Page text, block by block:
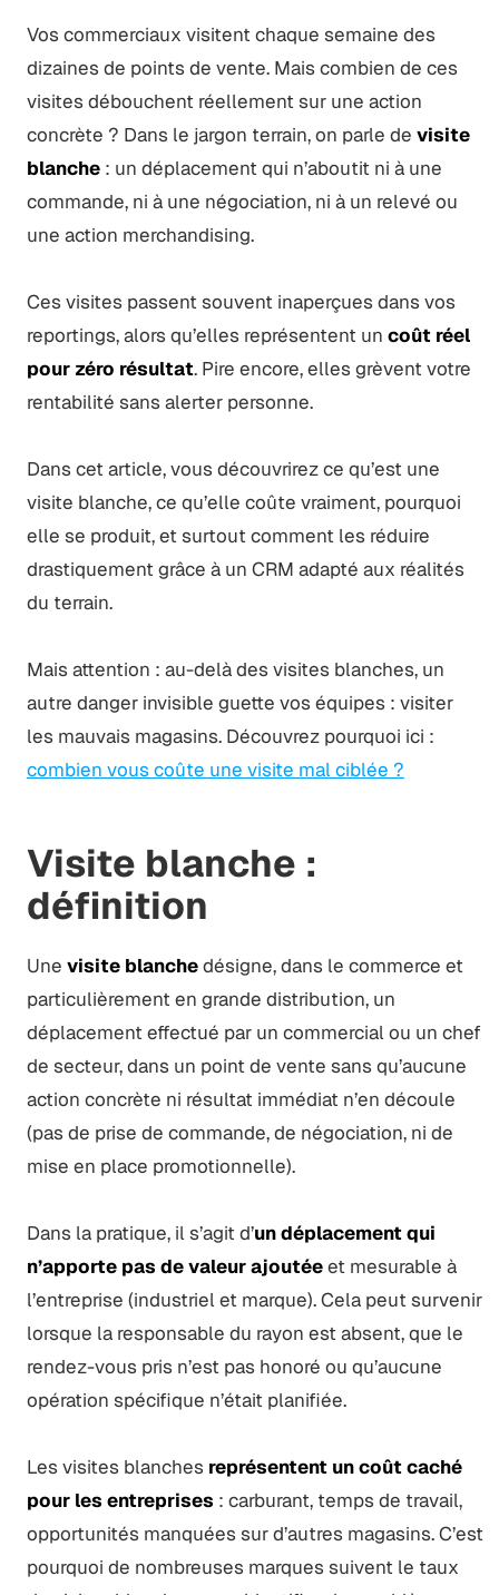
Vos commerciaux visitent chaque semaine des
dizaines de points de vente. Mais combien de ces
visites débouchent réellement sur une action
concrète ? Dans le jargon terrain, on parle de visite
blanche: un déplacement qui n’aboutit ni à une
commande, ni à une négociation, ni à un relevé ou
une action merchandising.
Ces visites passent souvent inaperçues dans vos
reportings, alors qu’elles représentent un coût réel
pour zéro résultat. Pire encore, elles grèvent votre
rentabilité sans alerter personne.
Dans cet article, vous découvrirez ce qu’est une
visite blanche, ce qu’elle coûte vraiment, pourquoi
elle se produit, et surtout comment les réduire
drastiquement grâce à un CRM adapté aux réalités
du terrain.
Mais attention : au-delà des visites blanches, un
autre danger invisible guette vos équipes : visiter
les mauvais magasins. Découvrez pourquoi ici :
combien vous coûte une visite mal ciblée ?
Visite blanche :
définition
Une visite blanchedésigne, dans le commerce et
particulièrement en grande distribution, un
déplacement effectué par un commercial ou un chef
de secteur, dans un point de vente sans qu’aucune
action concrète ni résultat immédiat n’en découle
(pas de prise de commande, de négociation, ni de
mise en place promotionnelle).
Dans la pratique, il s’agit d’un déplacement qui
n’apporte pas de valeur ajoutéeet mesurable à
l’entreprise (industriel et marque). Cela peut survenir
lorsque la responsable du rayon est absent, que le
rendez-vous pris n’est pas honoré ou qu’aucune
opération spécifique n’était planifiée.
Les visites blanches représentent un coût caché
pour les entreprises : carburant, temps de travail,
opportunités manquées sur d’autres magasins. C’est
pourquoi de nombreuses marques suivent le taux